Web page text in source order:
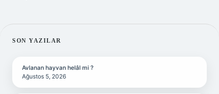
SIDEBAR
SON YAZILAR
Avlanan hayvan helâl mi ?
Ağustos 5, 2026